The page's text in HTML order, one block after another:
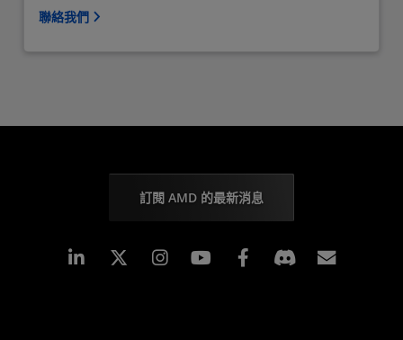
聯絡我們
訂閱 AMD 的最新消息
Linkedin Instagram Facebook